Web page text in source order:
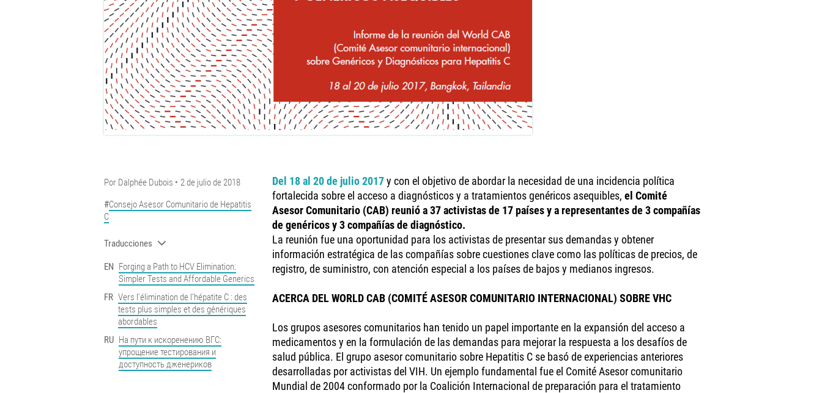
Por Dalphée Dubois
2 de julio de 2018
Consejo Asesor Comunitario de Hepatitis
C
Traducciones
EN Forging a Path to HCV Elimination:
Simpler Tests and Affordable Generics
FR Vers l’élimination de l’hépatite C : des
tests plus simples et des génériques
abordables
RU На пути к искоренению ВГС:
упрощение тестирования и
доступность дженериков
Del 18 al 20 de julio 2017y con el objetivo de abordar la necesidad de una incidencia política
fortalecida sobre el acceso a diagnósticos y a tratamientos genéricos asequibles, el Comité
Asesor Comunitario (CAB) reunió a 37 activistas de 17 países y a representantes de 3 compañías
de genéricos y 3 compañías de diagnóstico.
La reunión fue una oportunidad para los activistas de presentar sus demandas y obtener
información estratégica de las compañías sobre cuestiones clave como las políticas de precios, de
registro, de suministro, con atención especial a los países de bajos y medianos ingresos.
ACERCA DEL WORLD CAB (COMITÉ ASESOR COMUNITARIO INTERNACIONAL) SOBRE VHC
Los grupos asesores comunitarios han tenido un papel importante en la expansión del acceso a
medicamentos y en la formulación de las demandas para mejorar la respuesta a los desafíos de
salud pública. El grupo asesor comunitario sobre Hepatitis C se basó de experiencias anteriores
desarrolladas por activistas del VIH. Un ejemplo fundamental fue el Comité Asesor comunitario
Mundial de 2004 conformado por la Coalición Internacional de preparación para el tratamiento